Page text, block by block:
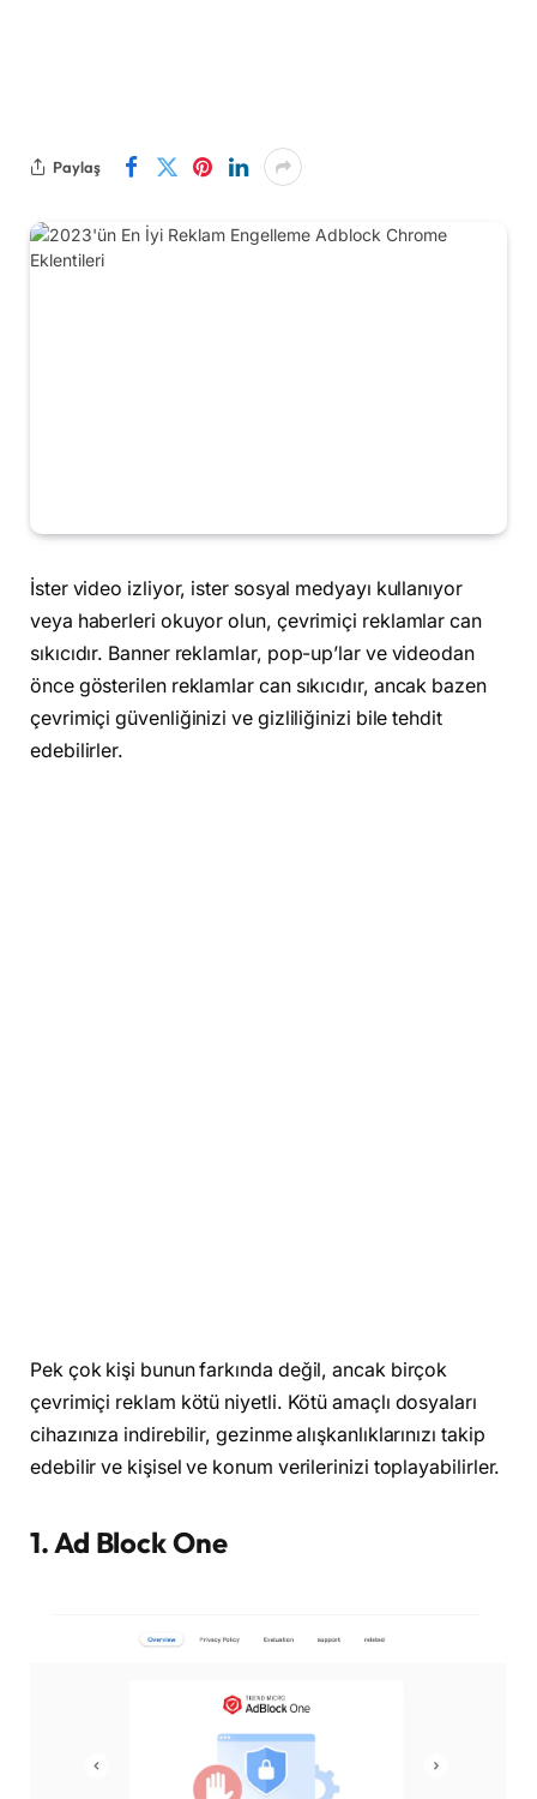
Paylaş
İster video izliyor, ister sosyal medyayı kullanıyor
veya haberleri okuyor olun, çevrimiçi reklamlar can
sıkıcıdır. Banner reklamlar, pop-up’lar ve videodan
önce gösterilen reklamlar can sıkıcıdır, ancak bazen
çevrimiçi güvenliğinizi ve gizliliğinizi bile tehdit
edebilirler.
Pek çok kişi bunun farkında değil, ancak birçok
çevrimiçi reklam kötü niyetli. Kötü amaçlı dosyaları
cihazınıza indirebilir, gezinme alışkanlıklarınızı takip
edebilir ve kişisel ve konum verilerinizi toplayabilirler.
1. Ad Block One